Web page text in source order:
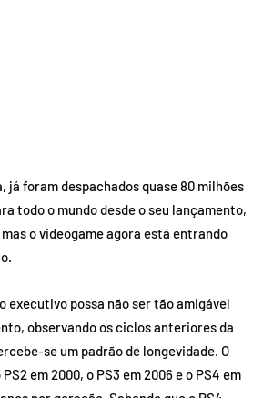
já foram despachados quase 80 milhões
todo o mundo desde o seu lançamento,
o videogame agora está entrando
executivo possa não ser tão amigável
observando os ciclos anteriores da
se um padrão de longevidade. O
PS2 em 2000, o PS3 em 2006 e o PS4 em